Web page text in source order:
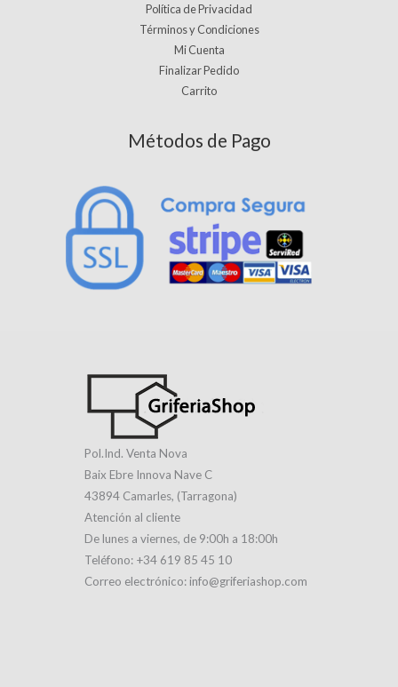
Política de Privacidad
Términos y Condiciones
Mi Cuenta
Finalizar Pedido
Carrito
Métodos de Pago
Pol.Ind. Venta Nova
Baix Ebre Innova Nave C
43894 Camarles, (Tarragona)
Atención al cliente
De lunes a viernes, de 9:00h a 18:00h
Teléfono: +34 619 85 45 10
Correo electrónico: info@griferiashop.com